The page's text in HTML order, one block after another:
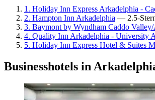
1. Holiday Inn Express Arkadelphia -
2. Hampton Inn Arkadelphia — 2.5-
3. Baymont by Wyndham Caddo
4. Quality Inn Arkadelphia - University
5. Holiday Inn Express Hotel & Suites
Businesshotels in